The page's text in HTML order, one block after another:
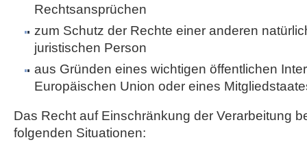
Rechtsansprüchen
zum Schutz der Rechte einer anderen
juristischen Person
aus Gründen eines wichtigen öffentlichen
Europäischen Union oder eines
Das Recht auf Einschränkung der Verarbeitung
folgenden Situationen: